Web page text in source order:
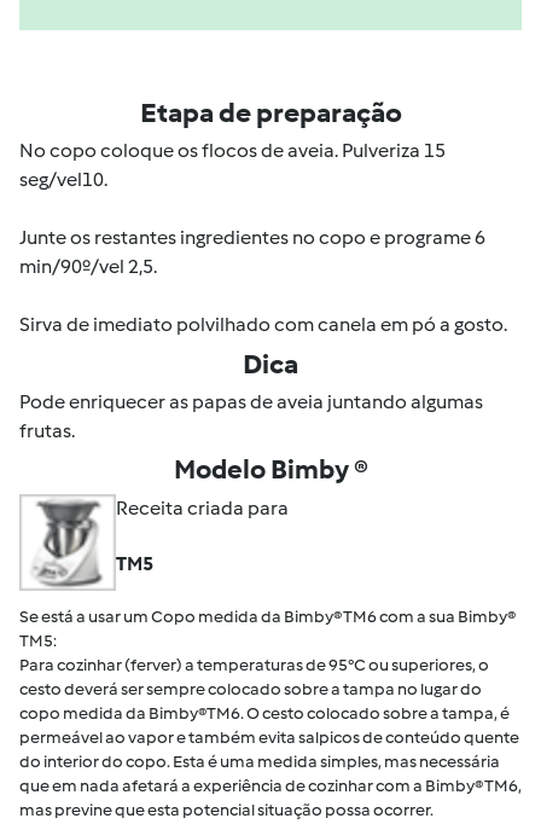
Etapa de preparação
No copo coloque os flocos de aveia. Pulveriza 15
seg/vel10.
Junte os restantes ingredientes no copo e programe 6
min/90º/vel 2,5.
Sirva de imediato polvilhado com canela em pó a gosto.
Dica
Pode enriquecer as papas de aveia juntando algumas
frutas.
Modelo Bimby ®
Receita criada para
TM5
Se está a usar um Copo medida da Bimby® TM6 com a sua Bimby®
TM5:
Para cozinhar (ferver) a temperaturas de 95°C ou superiores, o
cesto deverá ser sempre colocado sobre a tampa no lugar do
copo medida da Bimby®TM6. O cesto colocado sobre a tampa, é
permeável ao vapor e também evita salpicos de conteúdo quente
do interior do copo. Esta é uma medida simples, mas necessária
que em nada afetará a experiência de cozinhar com a Bimby® TM6,
mas previne que esta potencial situação possa ocorrer.